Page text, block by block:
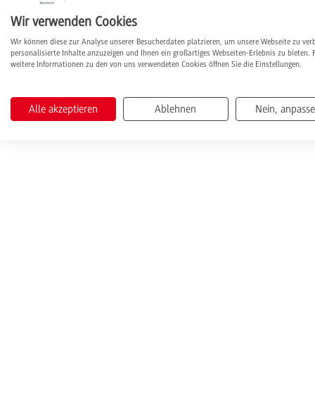
Wir verwenden Cookies
Wir können diese zur Analyse unserer Besucherdaten platzieren, um unsere Webseite zu
personalisierte Inhalte anzuzeigen und Ihnen ein großartiges Webseiten-Erlebnis zu bieten.
weitere Informationen zu den von uns verwendeten Cookies öffnen Sie die Einstellungen.
Alle akzeptieren Ablehnen Nein,